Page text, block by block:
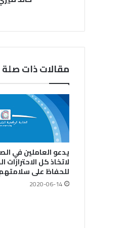
مقالات ذات صلة
يدعو العاملين في
لاتخاذ كل الاحترازات
للحفاظ على
2020-06-14